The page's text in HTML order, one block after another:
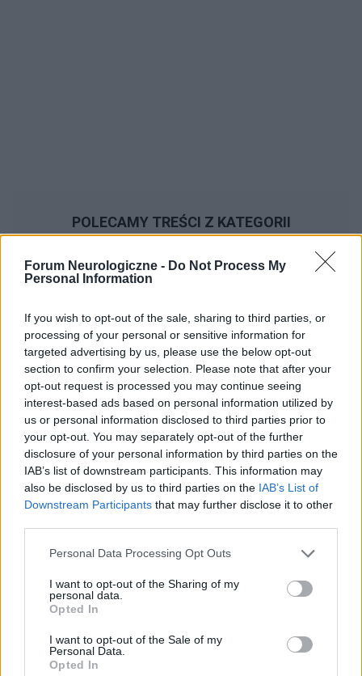
Forum Neurologiczne - Do Not Process My
Personal Information
If you wish to opt-out of the sale, sharing to third parties, or
processing of your personal or sensitive information for
targeted advertising by us, please use the below opt-out
section to confirm your selection. Please note that after your
opt-out request is processed you may continue seeing
interest-based ads based on personal information utilized by
us or personal information disclosed to third parties prior to
your opt-out. You may separately opt-out of the further
disclosure of your personal information by third parties on the
IAB’s list of downstream participants. This information may
also be disclosed by us to third parties on the IAB’s List of
Downstream Participants that may further disclose it to other
Personal Data Processing Opt Outs
I want to opt-out of the Sharing of my
personal data.
Opted In
I want to opt-out of the Sale of my
Personal Data.
Opted In
POLECAMY TREŚCI Z KATEGORII
Czym jest klasterowy ból głowy?
‹ ›